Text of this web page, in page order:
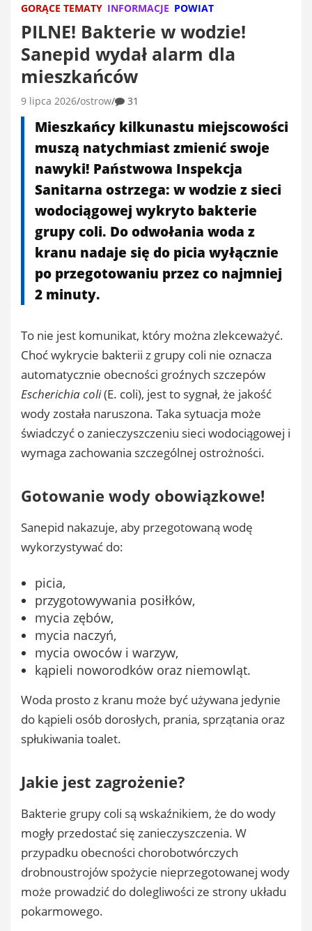
GORĄCE TEMATY INFORMACJE POWIAT
PILNE! Bakterie w wodzie!
Sanepid wydał alarm dla
mieszkańców
9 lipca 2026 ostrow 31
Mieszkańcy kilkunastu miejscowości
muszą natychmiast zmienić swoje
nawyki! Państwowa Inspekcja
Sanitarna ostrzega: w wodzie z sieci
wodociągowej wykryto bakterie
grupy coli. Do odwołania woda z
kranu nadaje się do picia wyłącznie
po przegotowaniu przez co najmniej
2 minuty.
To nie jest komunikat, który można zlekceważyć.
Choć wykrycie bakterii z grupy coli nie oznacza
automatycznie obecności groźnych szczepów
Escherichia coli(E. coli), jest to sygnał, że jakość
wody została naruszona. Taka sytuacja może
świadczyć o zanieczyszczeniu sieci wodociągowej i
wymaga zachowania szczególnej ostrożności.
Gotowanie wody obowiązkowe!
Sanepid nakazuje, aby przegotowaną wodę
wykorzystywać do:
picia,
przygotowywania posiłków,
mycia zębów,
mycia naczyń,
mycia owoców i warzyw,
kąpieli noworodków oraz niemowląt.
Woda prosto z kranu może być używana jedynie
do kąpieli osób dorosłych, prania, sprzątania oraz
spłukiwania toalet.
Jakie jest zagrożenie?
Bakterie grupy coli są wskaźnikiem, że do wody
mogły przedostać się zanieczyszczenia. W
przypadku obecności chorobotwórczych
drobnoustrojów spożycie nieprzegotowanej wody
może prowadzić do dolegliwości ze strony układu
pokarmowego.